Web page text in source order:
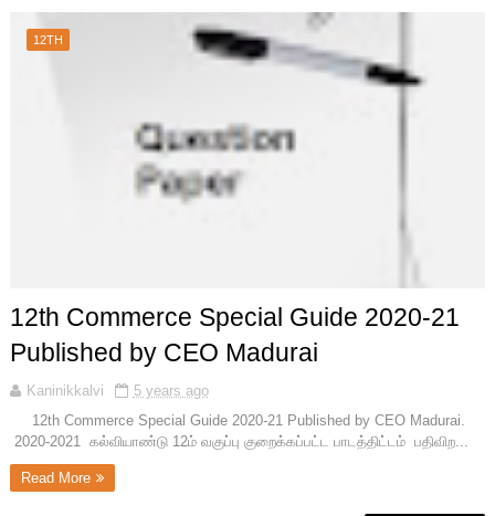
12TH
12th Commerce Special Guide 2020-21
Published by CEO Madurai
Kaninikkalvi
5 years ago
12th Commerce Special Guide 2020-21 Published by CEO Madurai.
2020-2021 கல்வியாண்டு 12ம் வகுப்பு குறைக்கப்பட்ட பாடத்திட்டம் பதிவிற...
Read More